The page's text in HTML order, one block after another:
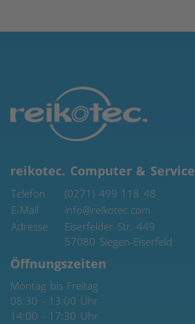
reikotec. Computer & Service
Telefon
(0271) 499 118 48
E-Mail
info@reikotec.com
Adresse
Eiserfelder Str. 449
57080 Siegen-Eiserfeld
Öffnungszeiten
Montag bis Freitag
08:30 - 13:00 Uhr
14:00 - 17:30 Uhr